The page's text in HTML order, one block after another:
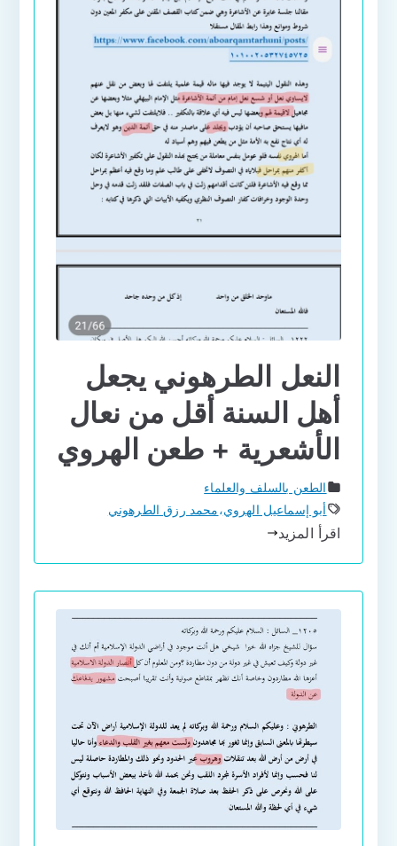
النعل الطرهوني يجعل
أهل السنة أقل من نعال
الأشعرية + طعن الهروي
الطعن بالسلف والعلماء
أبو إسماعيل الهروي،محمد رزق الطرهوني
اقرأ المزيد